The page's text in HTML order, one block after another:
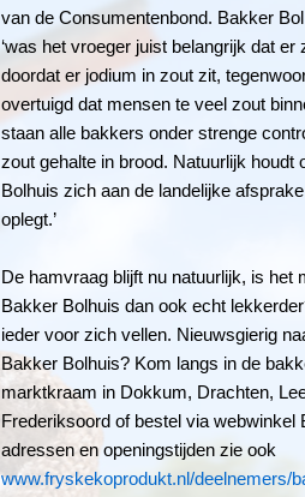
van de Consumentenbond. Bakker
‘was het vroeger juist belangrijk dat
doordat er jodium in zout zit,
overtuigd dat mensen te veel zout
staan alle bakkers onder strenge
zout gehalte in brood. Natuurlijk houdt
Bolhuis zich aan de landelijke
oplegt.’
De hamvraag blijft nu natuurlijk, is het
Bakker Bolhuis dan ook echt
ieder voor zich vellen. Nieuwsgierig
Bakker Bolhuis? Kom langs in de
marktkraam in Dokkum, Drachten,
Frederiksoord of bestel via webwinkel
adressen en openingstijden zie ook
www.fryskekoprodukt.nl/deelnemers/